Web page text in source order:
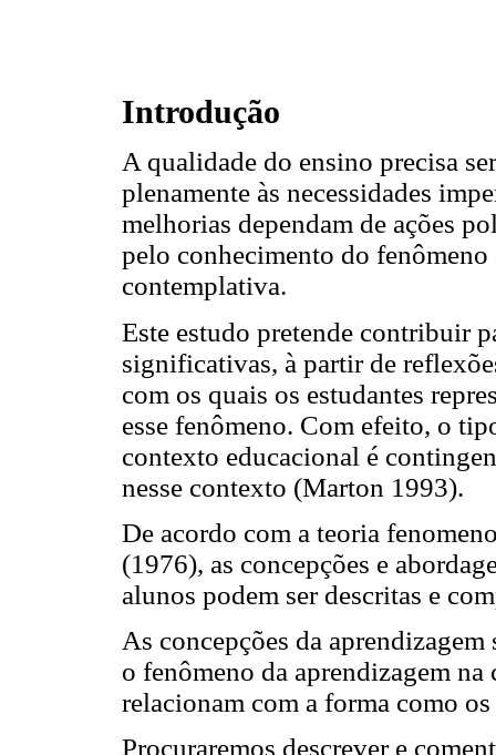
Introdução
A qualidade do ensino precisa
plenamente às necessidades
melhorias dependam de ações
pelo conhecimento do
contemplativa.
Este estudo pretende contribuir
significativas, à partir de
com os quais os estudantes
esse fenômeno. Com efeito, o
contexto educacional é
nesse contexto (Marton 1993).
De acordo com a teoria
(1976), as concepções e
alunos podem ser descritas e
As concepções da
o fenômeno da aprendizagem
relacionam com a forma como
Procuraremos descrever e